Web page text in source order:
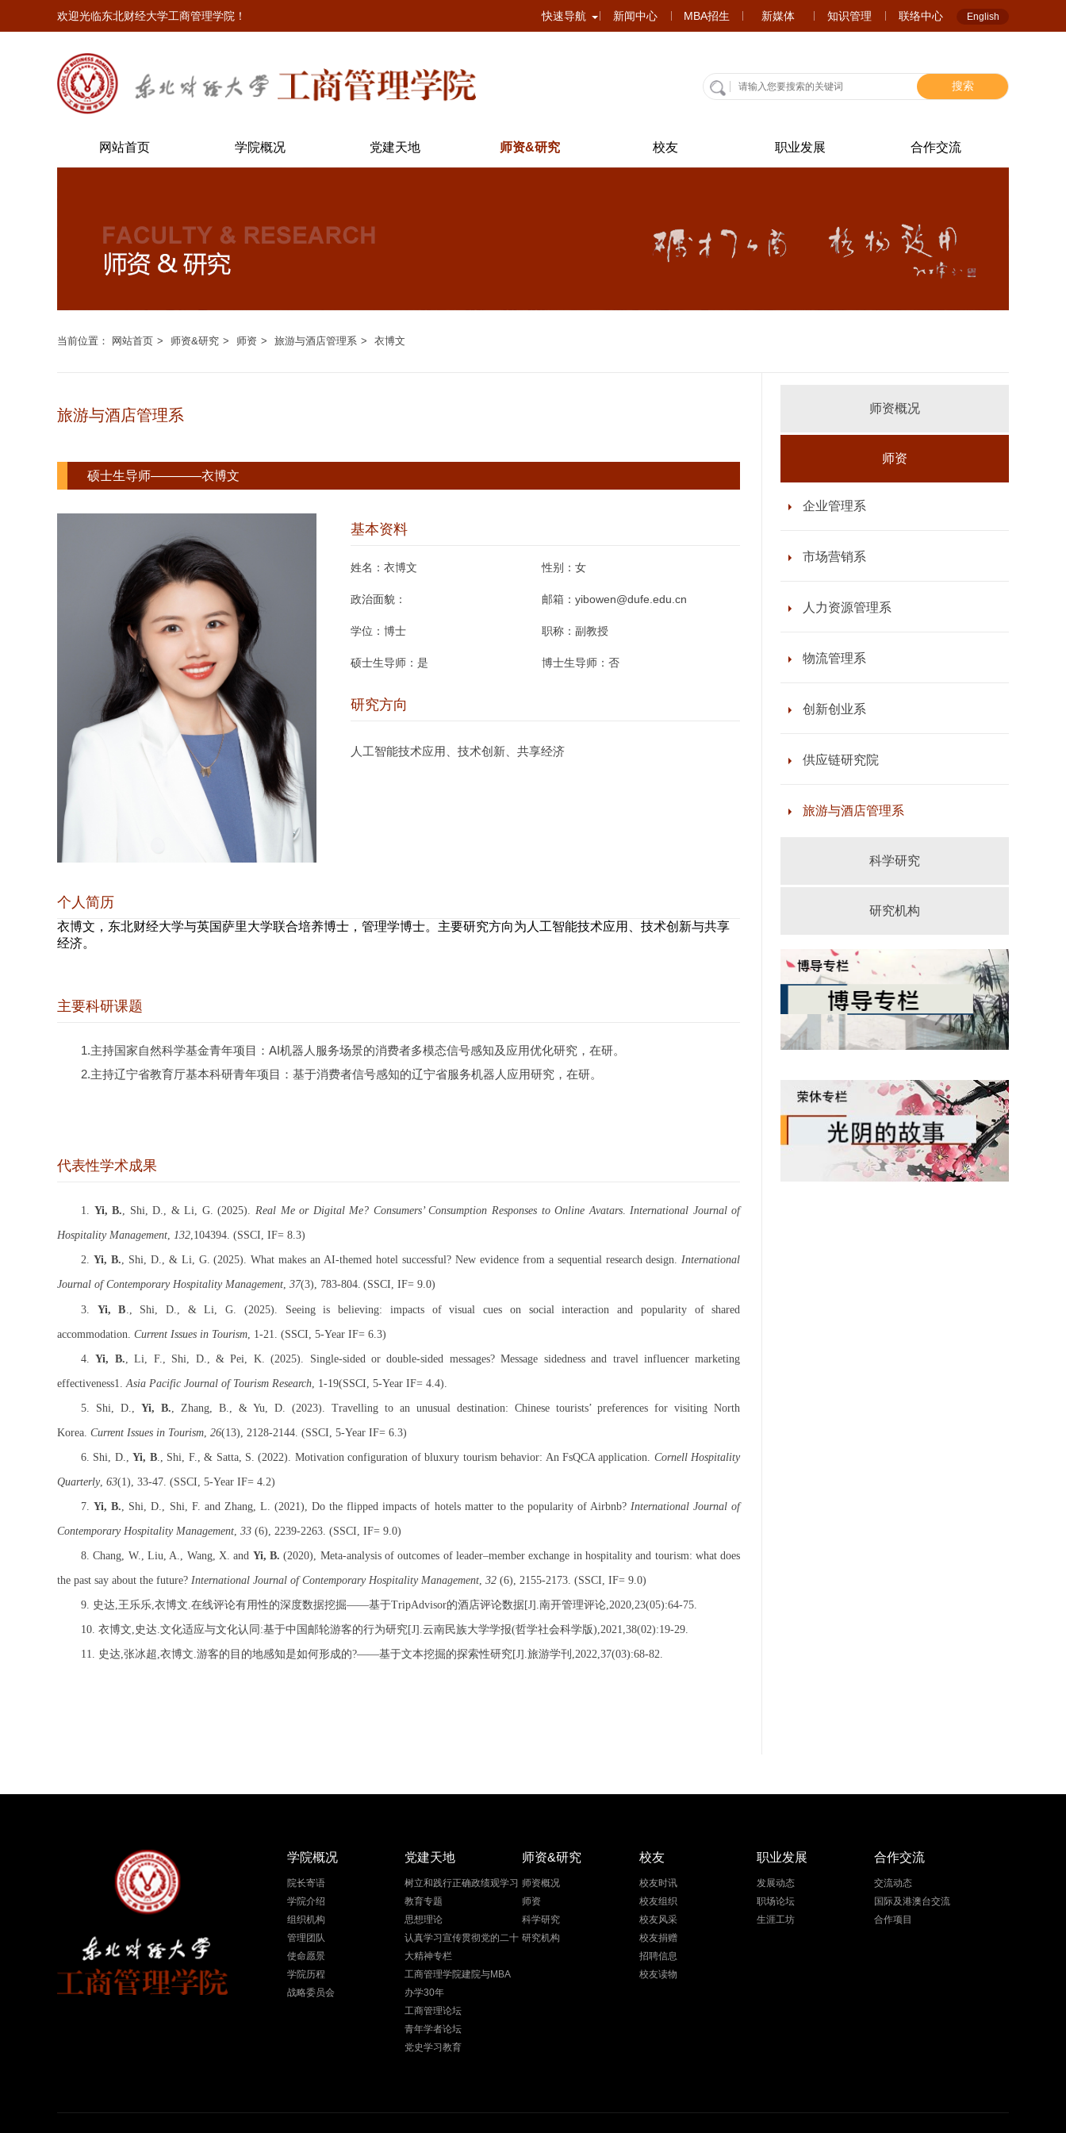
欢迎光临东北财经大学工商管理学院！ English
快速导航 新闻中心 MBA招生 新媒体 知识管理 联络中心
搜索
网站首页 学院概况 党建天地 师资&研究 校友 职业发展 合作交流
当前位置： 网站首页 师资&研究 师资 旅游与酒店管理系 衣博文
旅游与酒店管理系
硕士生导师————衣博文
基本资料
姓名：衣博文 性别： 女
政治面貌： 邮箱： yibowen@dufe.edu.cn
学位：博士 职称： 副教授
硕士生导师：是 博士生导师： 否
研究方向
人工智能技术应用、技术创新、共享经济
个人简历
衣博文，东北财经大学与英国萨里大学联合培养博士，管理学博士。主要研究方向为人工智能技术应用、技术创新与共享
经济。
主要科研课题
1.主持国家自然科学基金青年项目：AI机器人服务场景的消费者多模态信号感知及应用优化研究，在研。
2.主持辽宁省教育厅基本科研青年项目：基于消费者信号感知的辽宁省服务机器人应用研究，在研。
代表性学术成果
1. Yi, B. , Shi, D., & Li, G. (2025). Real Me or Digital Me? Consumers’ Consumption Responses to Online Avatars. International Journal of
Hospitality Management 132 ,104394. (SSCI, IF= 8. 3)
2. Yi, B. , Shi, D., & Li, G. (2025). What makes an AI-themed hotel successful? New evidence from a sequential research design. International
Journal of Contemporary Hospitality Management 37(3), 783-804 (SSCI, IF= 9.0)
3. Yi, B ., Shi, D., & Li, G. (2025). Seeing is believing: impacts of visual cues on social interaction and popularity of shared
accommodation. Current Issues in Tourism , 1-21. (SSCI, 5-Year IF= 6.3)
4.Yi, B. , Li, F., Shi, D., & Pei, K. (2025). Single-sided or double-sided messages? Message sidedness and travel influencer marketing
effectiveness1. Asia Pacific Journal of Tourism Research , 1-19(SSCI, 5-Year IF= 4.4).
5. Shi, D., Yi, B. , Zhang, B., & Yu, D. (2023). Travelling to an unusual destination: Chinese tourists’ preferences for visiting North
Korea. Current Issues in Tourism 26(13), 2128-2144. (SSCI, 5-Year IF= 6.3)
6. Shi, D.,Yi, B., Shi, F., & Satta, S. (2022). Motivation configuration of bluxury tourism behavior: An FsQCA application. Cornell Hospitality
Quarterly, 63(1), 33-47. (SSCI, 5-Year IF= 4. 2)
7.Yi, B. , Shi, D., Shi, F. and Zhang, L. (2021), Do the flipped impacts of hotels matter to the popularity of Airbnb? International Journal of
Contemporary Hospitality Management 33 (6), 2239-2263. (SSCI, IF= 9.0)
8.Chang, W., Liu, A., Wang, X. and Yi, B. (2020), Meta-analysis of outcomes of leader–member exchange in hospitality and tourism: what does
the past say about the future? International Journal of Contemporary Hospitality Management 32 (6), 2155-2173. (SSCI, IF= 9.0)
9. 史达 王乐乐 衣博文 在线评论有用性的深度数据挖掘——基于TripAdvisor的酒店评论数据[J]. 南开管理评论 ,2020,23(05):64-75.
10. 衣博文 史达 文化适应与文化认同 :基于中国邮轮游客的行为研究[J]. 云南民族大学学报(哲学社会科学版),2021,38(02):19-29.
11. 史达 张冰超 衣博文 游客的目的地感知是如何形成的?——基于文本挖掘的探索性研究[J]. 旅游学刊 ,2022,37(03):68-82.
师资概况
师资
企业管理系
市场营销系
人力资源管理系
物流管理系
创新创业系
供应链研究院
旅游与酒店管理系
科学研究
研究机构
学院概况
院长寄语
学院介绍
组织机构
管理团队
使命愿景
学院历程
战略委员会
党建天地
树立和践行正确政绩观学习
教育专题
思想理论
认真学习宣传贯彻党的二十
大精神专栏
工商管理学院建院与MBA
办学30年
工商管理论坛
青年学者论坛
党史学习教育
师资&研究
师资概况
师资
科学研究
研究机构
校友
校友时讯
校友组织
校友风采
校友捐赠
招聘信息
校友读物
职业发展
发展动态
职场论坛
生涯工坊
合作交流
交流动态
国际及港澳台交流
合作项目